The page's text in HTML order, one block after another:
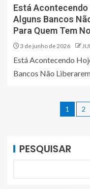
Está Acontecendo
Alguns Bancos
Para Quem Tem
3 de junho de 2026
Está Acontecendo
Bancos Não
1 2
PESQUISAR